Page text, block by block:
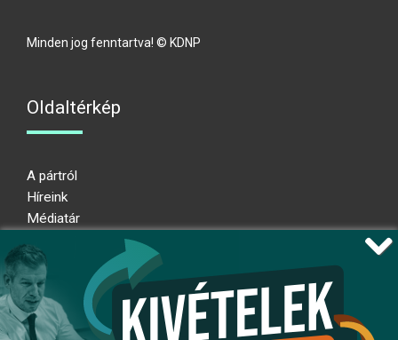
Minden jog fenntartva! © KDNP
Oldaltérkép
A pártról
Híreink
Médiatár
Adatkezelési nyilatkozat
Átláthatósági nyilatkozat
Ugrás az oldal tetejére